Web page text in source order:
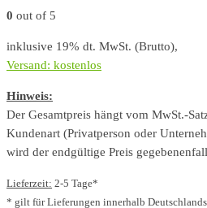
0 out of 5
inklusive 19% dt. MwSt. (Brutto),
Versand: kostenlos
Hinweis:
Der Gesamtpreis hängt vom MwSt.-
Kundenart (Privatperson oder
wird der endgültige Preis
Lieferzeit: 2-5 Tage*
* gilt für Lieferungen innerhalb